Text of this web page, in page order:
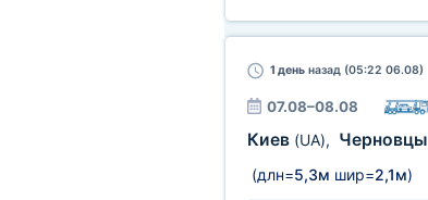
1 деньназад (05:22 06.08)
07.08–08.08
Киев (UA), Черновцы
(длн=5,3м шир=2,1м)